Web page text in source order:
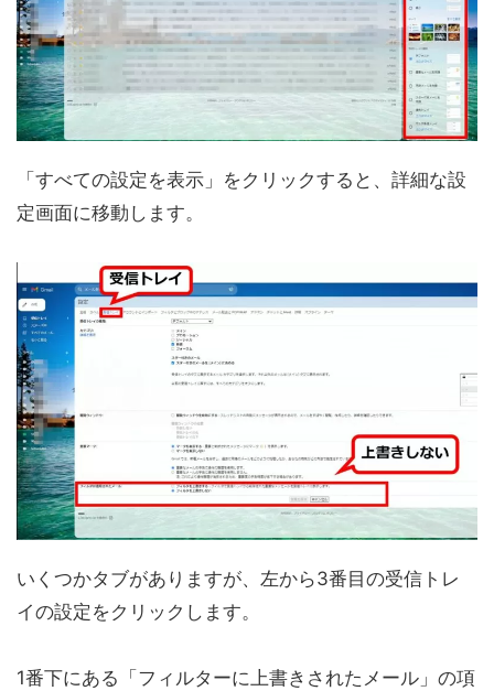
「すべての設定を表示」をクリックすると、詳細な設
定画面に移動します。
いくつかタブがありますが、左から3番目の受信トレ
イの設定をクリックします。
1番下にある「フィルターに上書きされたメール」の項